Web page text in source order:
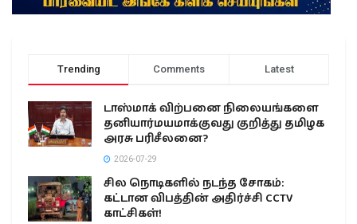
Trending Comments Latest
டாஸ்மாக் விற்பனை நிலையங்களை
தனியார்மயமாக்குவது குறித்து தமிழக
அரசு பரிசீலனை?
2026-07-29
சில நொடிகளில் நடந்த சோகம்:
கட்டான விபத்தின் அதிர்ச்சி CCTV
காட்சிகள்!